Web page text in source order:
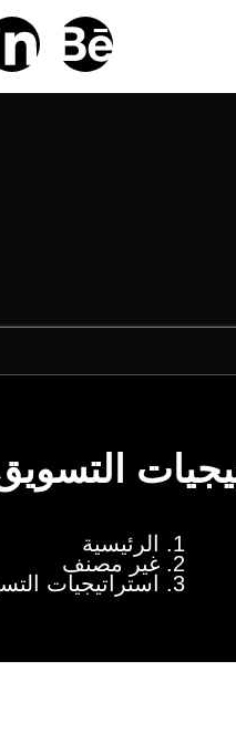
الرئيسية
غير مصنف
استراتيجيات